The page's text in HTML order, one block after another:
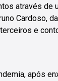
através de
Cardoso, da
e
após